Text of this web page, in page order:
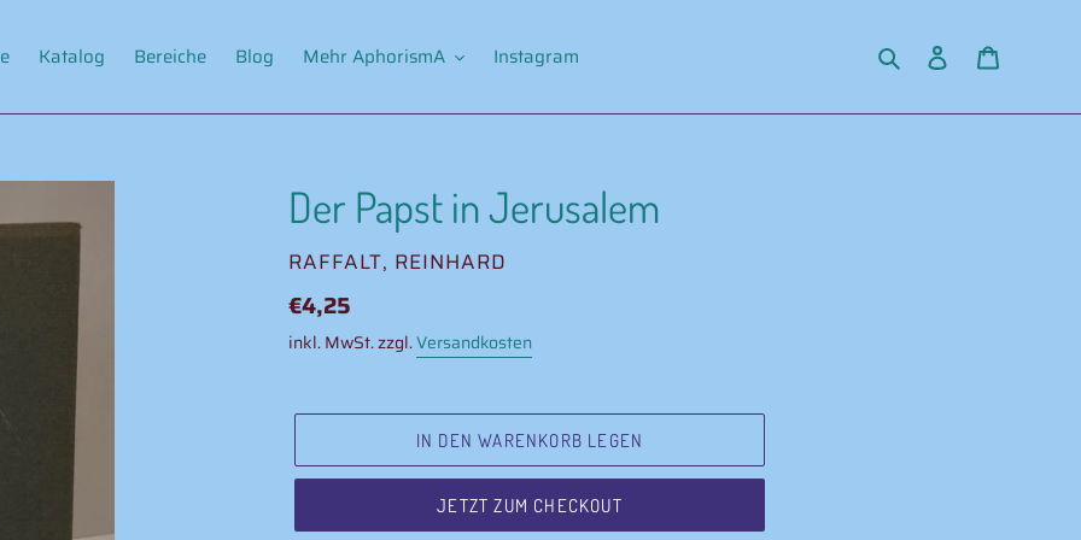
Katalog Bereiche Blog Mehr AphorismA Instagram Suchen Einloggen
Der Papst in Jerusalem
VERKÄUFER
RAFFALT, REINHARD
Normaler
Preis
€4,25
inkl. MwSt. zzgl.Versandkosten
IN DEN WARENKORB LEGEN
JETZT ZUM CHECKOUT